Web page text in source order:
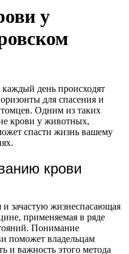
у
день происходят
для спасения и
Одним из таких
крови у животных,
спасти жизнь вашему
крови
зачастую жизнеспасающая
применяемая в ряде
Понимание
поможет владельцам
и важность этого метода